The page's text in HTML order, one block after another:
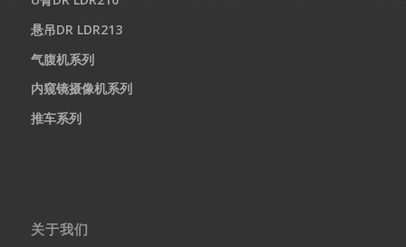
悬吊DR LDR213
气腹机系列
内窥镜摄像机系列
推车系列
关于我们